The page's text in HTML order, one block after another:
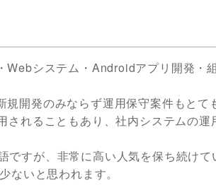
システム・Androidアプリ開発・
開発のみならず運用保守案件もとて
れることもあり、社内システムの運
すが、非常に高い人気を保ち続け
ないと思われます。